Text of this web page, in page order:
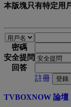
本版塊只有特定用
密碼
安全提問
回答
註冊
登錄
TVBOXNOW 論壇